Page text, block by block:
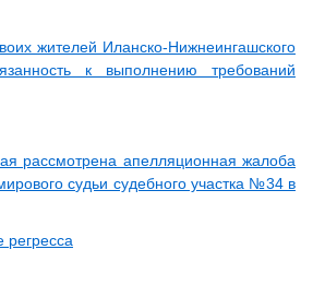
жителей Иланско-Нижнеингашского
к выполнению требований
рассмотрена апелляционная жалоба
судьи судебного участка №34 в
регресса